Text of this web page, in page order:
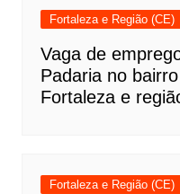
Fortaleza e Região (CE)
Vaga de
Padaria no
Fortaleza e
Fortaleza e Região (CE)